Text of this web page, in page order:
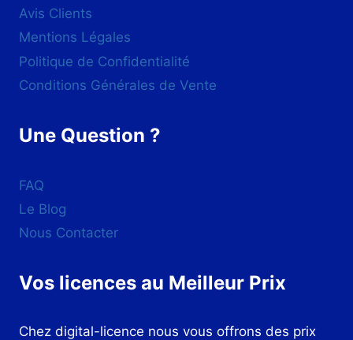
Avis Clients
Mentions Légales
Politique de Confidentialité
Conditions Générales de Vente
Une Question ?
FAQ
Le Blog
Nous Contacter
Vos licences au Meilleur Prix
Chez digital-licence nous vous offrons des prix